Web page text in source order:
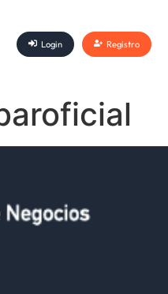
Login Registro